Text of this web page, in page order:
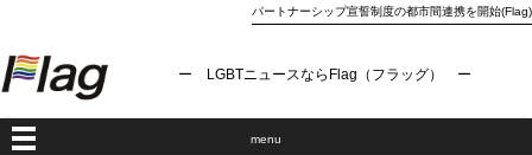
パートナーシップ宣誓制度の都市間連携を開始(Flag)
ー LGBTニュースならFlag（フラッグ） ー
menu